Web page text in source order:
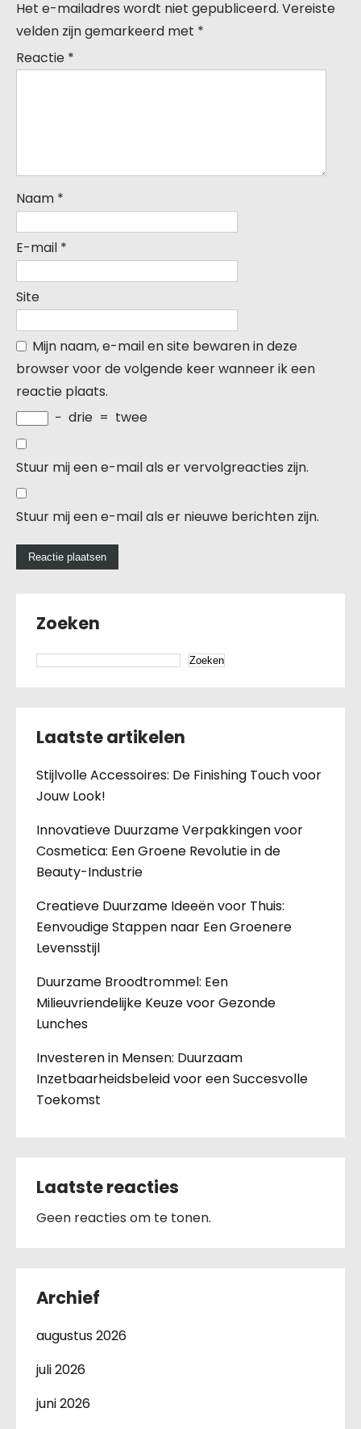
Het e-mailadres wordt niet gepubliceerd. Vereiste
velden zijn gemarkeerd met *
Reactie *
Naam *
E-mail *
Site
Mijn naam, e-mail en site bewaren in deze
browser voor de volgende keer wanneer ik een
reactie plaats.
− drie = twee
Stuur mij een e-mail als er vervolgreacties zijn.
Stuur mij een e-mail als er nieuwe berichten zijn.
Zoeken
Zoeken
Laatste artikelen
Stijlvolle Accessoires: De Finishing Touch voor
Jouw Look!
Innovatieve Duurzame Verpakkingen voor
Cosmetica: Een Groene Revolutie in de
Beauty-Industrie
Creatieve Duurzame Ideeën voor Thuis:
Eenvoudige Stappen naar Een Groenere
Levensstijl
Duurzame Broodtrommel: Een
Milieuvriendelijke Keuze voor Gezonde
Lunches
Investeren in Mensen: Duurzaam
Inzetbaarheidsbeleid voor een Succesvolle
Toekomst
Laatste reacties
Geen reacties om te tonen.
Archief
augustus 2026
juli 2026
juni 2026